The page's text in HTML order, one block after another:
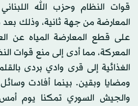
قوات النظام وحزب الله
المعارضة من جهة ثانية، وذلك
على قطع المعارضة المياه عن
المعركة، مما أدى إلى منع قوات
الغذائية إلى قرى وادي بردى
ومضايا وبقين. بينما أفادت
والجيش السوري تمكنا يوم